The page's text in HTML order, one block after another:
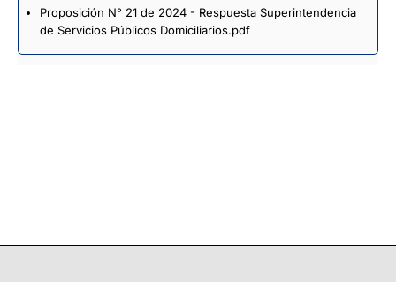
Proposición N° 21 de 2024 - Respuesta Superintendencia
de Servicios Públicos Domiciliarios.pdf